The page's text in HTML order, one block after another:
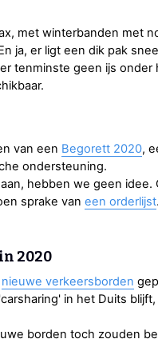
met winterbanden met
ja, er ligt een dik pak
tenminste geen ijs onder
van een Begorett 2020,
ondersteuning.
hebben we geen
sprake van een orderlijst
2020
nieuwe verkeersborden
in het Duits
borden toch zouden